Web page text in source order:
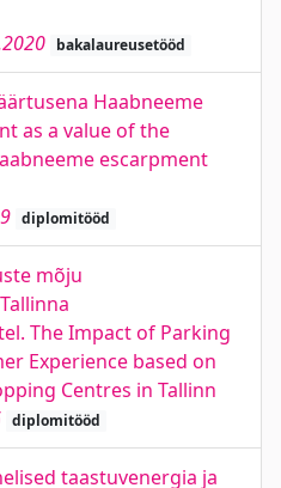
bakalaureusetööd
Haabneeme
as a value of the
escarpment
diplomitööd
mõju
The Impact of Parking
Experience based on
Centres in Tallinn
diplomitööd
taastuvenergia ja